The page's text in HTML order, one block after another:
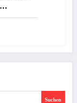
Suchen